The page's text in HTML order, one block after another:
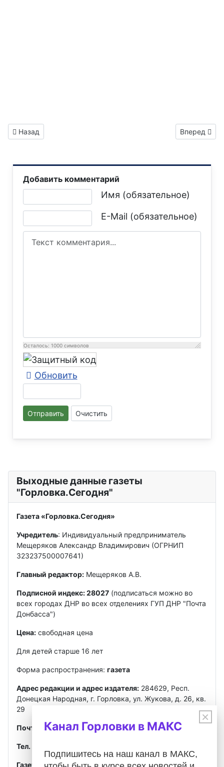
Предыдущий: Газета "Горловка.Сегодня" выпуск №305
Назад Следующий:
Вперед
Добавить комментарий
Имя (обязательное)
E-Mail (обязательное)
Текст комментария
Осталось: 1000 символов
Обновить
Отправить Очистить
Выходные данные газеты
"Горловка.Сегодня"
Газета «Горловка.Сегодня»
Учредитель: Индивидуальный предприниматель
Мещеряков Александр Владимирович (ОГРНИП
323237500007641)
Главный редактор: Мещеряков А.В.
Подписной индекс: 28027 (подписаться можно во
всех городах ДНР во всех отделениях ГУП ДНР "Почта
Донбасса")
Цена: свободная цена
Для детей старше 16 лет
Форма распространения: газета
Адрес редакции и адрес издателя: 284629, Респ.
Донецкая Народная, г. Горловка, ул. Жукова, д. 26, кв.
29
Почта gorlovkasegodnya@ya.ru
Тел. ред.:
Газета зарегистрированаФедеральной службой по
×
Канал Горловки в МАКС
Подпишитесь на наш канал в МАКС,